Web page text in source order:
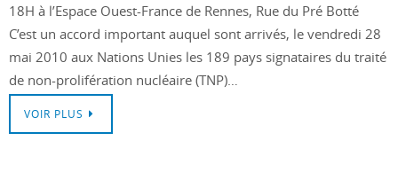
18H à l’Espace Ouest-France de Rennes, Rue du Pré Botté
C’est un accord important auquel sont arrivés, le vendredi 28
mai 2010 aux Nations Unies les 189 pays signataires du traité
de non-prolifération nucléaire (TNP)…
VOIR PLUS